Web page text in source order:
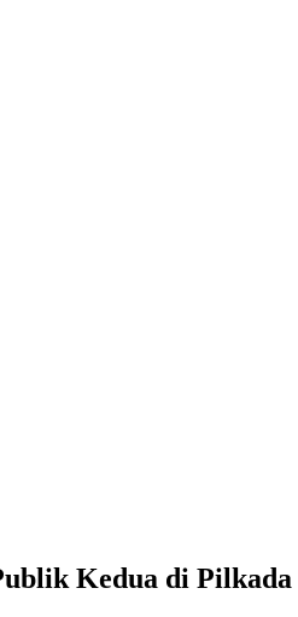
Kedua di